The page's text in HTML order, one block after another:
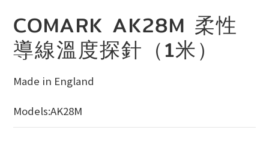
COMARK AK28M 柔性
導線溫度探針（1米）
Made in England
Models:AK28M